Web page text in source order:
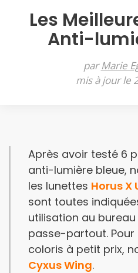
Les
Anti-
parMarie
mis à jour le
Après avoir testé 6
anti-lumière bleue,
les lunettes Horus X
sont toutes
utilisation au
passe-partout. Pour
coloris à petit prix,
Cyxus Wing.